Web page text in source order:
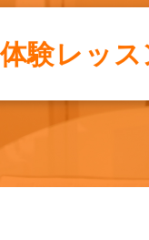
験レッス